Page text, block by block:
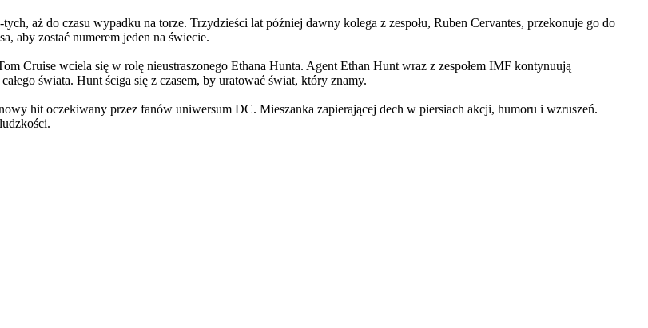
aż do czasu wypadku na torze. Trzydzieści lat później dawny kolega z zespołu, Ruben Cervantes, przekonuje go do
aby zostać numerem jeden na świecie.
Cruise wciela się w rolę nieustraszonego Ethana Hunta. Agent Ethan Hunt wraz z zespołem IMF kontynuują
świata. Hunt ściga się z czasem, by uratować świat, który znamy.
hit oczekiwany przez fanów uniwersum DC. Mieszanka zapierającej dech w piersiach akcji, humoru i wzruszeń.